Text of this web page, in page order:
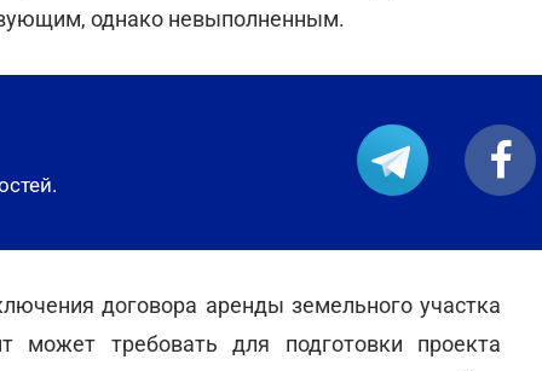
однако невыполненным.
договора аренды земельного участка
может требовать для подготовки проекта